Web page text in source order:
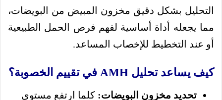
التحليل بشكل دقيق مخزون المبيض من البويضات،
مما يجعله أداة أساسية لفهم فرص الحمل الطبيعية
أو عند التخطيط للإخصاب المساعد.
كيف يساعد تحليل AMH في تقييم الخصوبة؟
تحديد مخزون البويضات: كلما ارتفع مستوى